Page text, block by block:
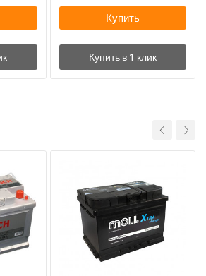
Купить